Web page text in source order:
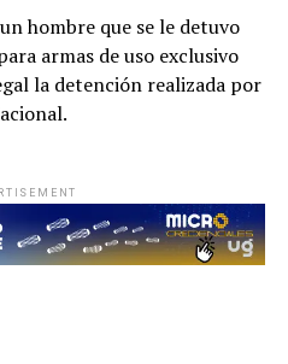
hombre que se le detuvo
armas de uso exclusivo
la detención realizada por